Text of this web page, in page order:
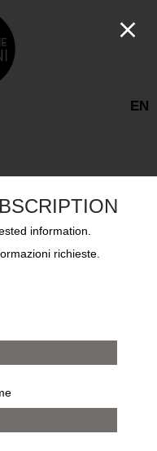
EN
2003
information.
richieste.